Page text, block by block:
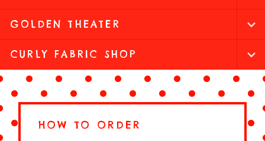
GOLDEN THEATER
CURLY FABRIC SHOP
HOW TO ORDER